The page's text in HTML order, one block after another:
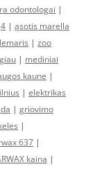
odontologai |
| ąsotis marella
| zoo
| mediniai
kaune |
| elektrikas
| griovimo
|
637 |
kaina |